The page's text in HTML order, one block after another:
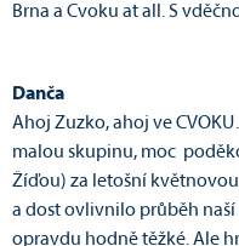
Brna a Cvoku at all. S
Danča
Ahoj Zuzko, ahoj ve
malou skupinu, moc
Žíďou) za letošní
a dost ovlivnilo průběh
opravdu hodně těžké. Ale